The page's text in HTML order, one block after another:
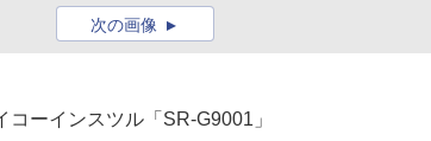
次の画像
コーインスツル「SR-G9001」